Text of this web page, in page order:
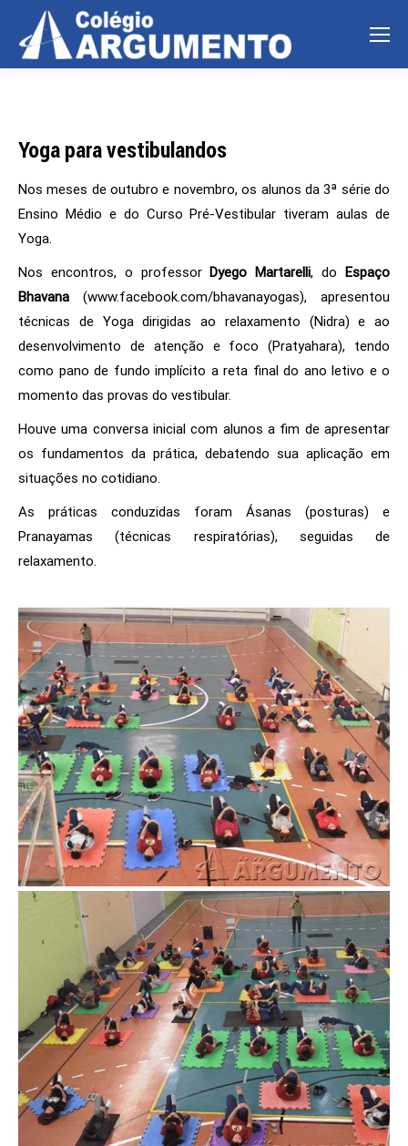
Yoga para vestibulandos
Nos meses de outubro e novembro, os alunos da 3ª série do
Ensino Médio e do Curso Pré-Vestibular tiveram aulas de
Yoga.
Nos encontros, o professorDyego Martarelli, doEspaço
Bhavana (www.facebook.com/bhavanayogas), apresentou
técnicas de Yoga dirigidas ao relaxamento (Nidra) e ao
desenvolvimento de atenção e foco (Pratyahara), tendo
como pano de fundo implícito a reta final do ano letivo e o
momento das provas do vestibular.
Houve uma conversa inicial com alunos a fim de apresentar
os fundamentos da prática, debatendo sua aplicação em
situações no cotidiano.
As práticas conduzidas foram Ásanas (posturas) e
Pranayamas (técnicas respiratórias), seguidas de
relaxamento.